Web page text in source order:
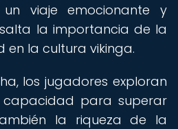
viaje emocionante y
la importancia de la
la cultura vikinga.
los jugadores exploran
para superar
la riqueza de la